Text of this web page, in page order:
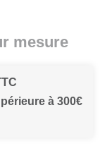
mesure
à 300€